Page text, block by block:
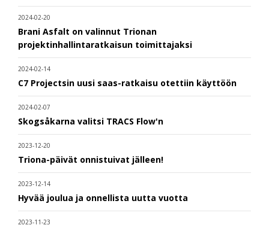
2024-02-20
Brani Asfalt on valinnut Trionan
projektinhallintaratkaisun toimittajaksi
2024-02-14
C7 Projectsin uusi saas-ratkaisu otettiin käyttöön
2024-02-07
Skogsåkarna valitsi TRACS Flow'n
2023-12-20
Triona-päivät onnistuivat jälleen!
2023-12-14
Hyvää joulua ja onnellista uutta vuotta
2023-11-23